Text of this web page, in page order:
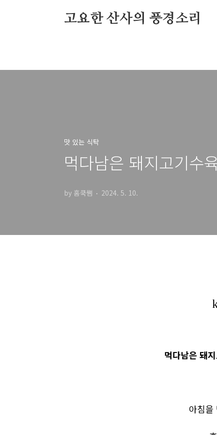
고요한 산사의 풍경소리
맛 있는 식탁
먹다남은 돼지고기수
by 홈쿡쌤 2024. 5. 10.
먹다남은 돼
아침을